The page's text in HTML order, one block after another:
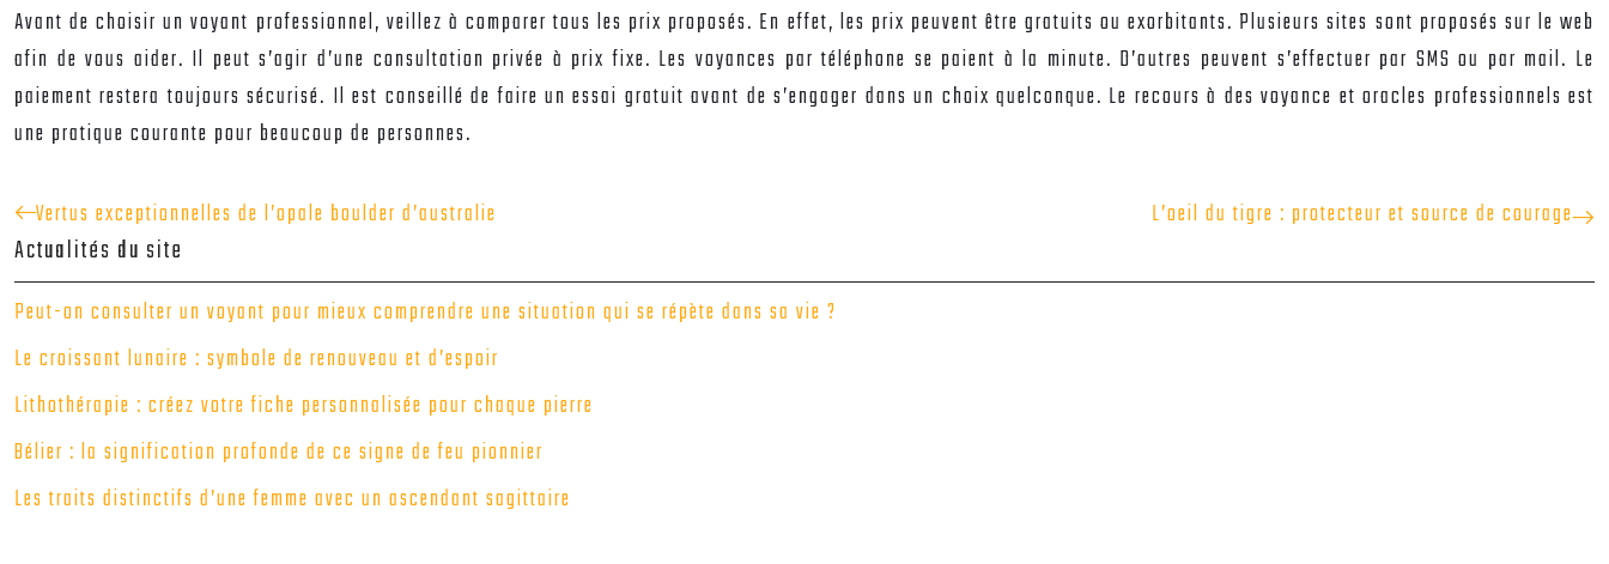
Avant dechoisir un voyant professionnel, veillez à comparer tous les prix proposés. En effet, les prix peuvent être gratuits ou exorbitants. Plusieurs sites sont proposés sur le web
afin de vous aider. Il peut s’agir d’une consultation privée à prix fixe. Les voyances par téléphone se paient à la minute. D’autres peuvent s’effectuer par SMS ou par mail. Le
paiement restera toujours sécurisé. Il est conseillé de faire un essai gratuit avant de s’engager dans un choix quelconque. Le recours à des voyance et oracles professionnels est
une pratique courante pour beaucoup de personnes.
Vertus exceptionnelles de l’opale boulder d’australie L’oeil du tigre : protecteur et source de courage
Actualités du site
Peut-on consulter un voyant pour mieux comprendre une situation qui se répète dans sa vie ?
Le croissant lunaire : symbole de renouveau et d’espoir
Lithothérapie : créez votre fiche personnalisée pour chaque pierre
Bélier : la signification profonde de ce signe de feu pionnier
Les traits distinctifs d’une femme avec un ascendant sagittaire